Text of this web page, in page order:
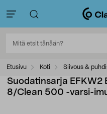
Etusivu Koti Siivous &
Suodatinsarja EFKW2
8/Clean 500 -varsi-